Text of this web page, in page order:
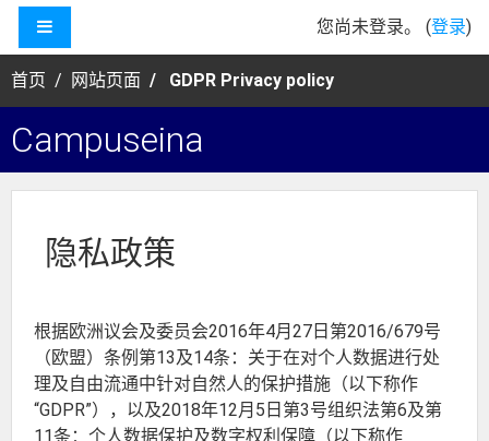
跳到主要内容
您尚未登录。 (登录)
首页 网站页面 GDPR Privacy policy
Campuseina
隐私政策
根据欧洲议会及委员会2016年4月27日第2016/679号
（欧盟）条例第13及14条：关于在对个人数据进行处
理及自由流通中针对自然人的保护措施（以下称作
“GDPR”），以及2018年12月5日第3号组织法第6及第
11条：个人数据保护及数字权利保障（以下称作